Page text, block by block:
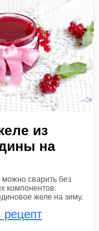
из
на
сварить без
компонентов.
желе на зиму.
рецепт